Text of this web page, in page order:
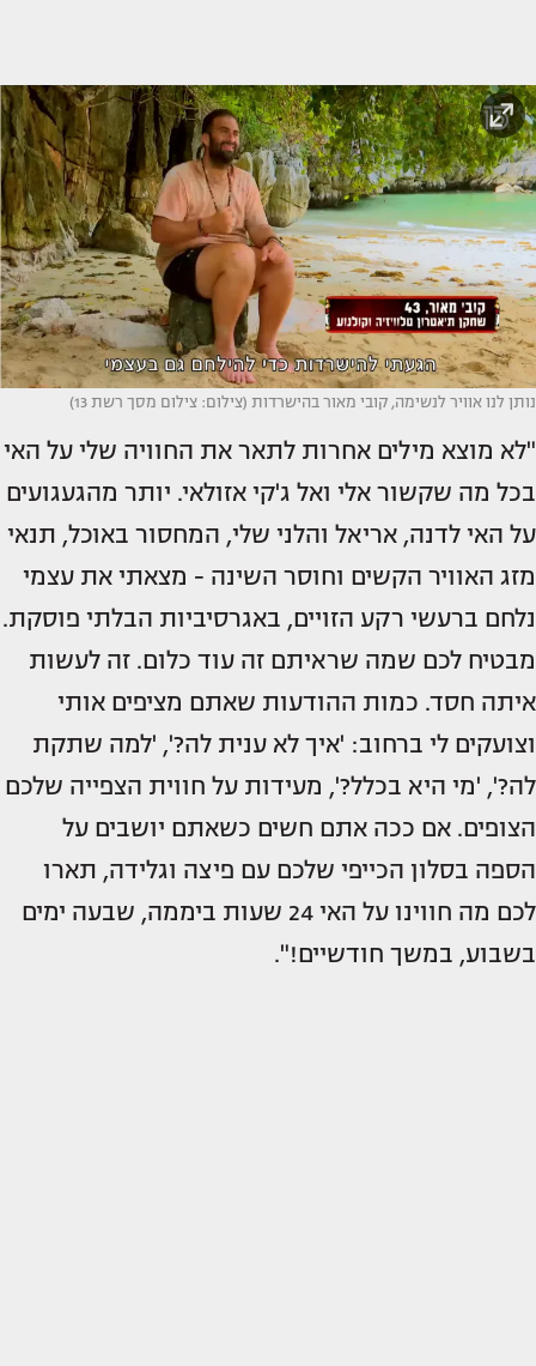
נותן לנו אוויר לנשימה, קובי מאור בהישרדות (צילום: צילום מסך רשת 13)
"לא מוצא מילים אחרות לתאר את החוויה שלי על האי
בכל מה שקשור אלי ואל ג'קי אזולאי. יותר מהגעגועים
על האי לדנה, אריאל והלני שלי, המחסור באוכל, תנאי
מזג האוויר הקשים וחוסר השינה - מצאתי את עצמי
נלחם ברעשי רקע הזויים, באגרסיביות הבלתי פוסקת.
מבטיח לכם שמה שראיתם זה עוד כלום. זה לעשות
איתה חסד. כמות ההודעות שאתם מציפים אותי
וצועקים לי ברחוב: 'איך לא ענית לה?', 'למה שתקת
לה?', 'מי היא בכלל?', מעידות על חווית הצפייה שלכם
הצופים. אם ככה אתם חשים כשאתם יושבים על
הספה בסלון הכייפי שלכם עם פיצה וגלידה, תארו
לכם מה חווינו על האי 24 שעות ביממה, שבעה ימים
בשבוע, במשך חודשיים!".